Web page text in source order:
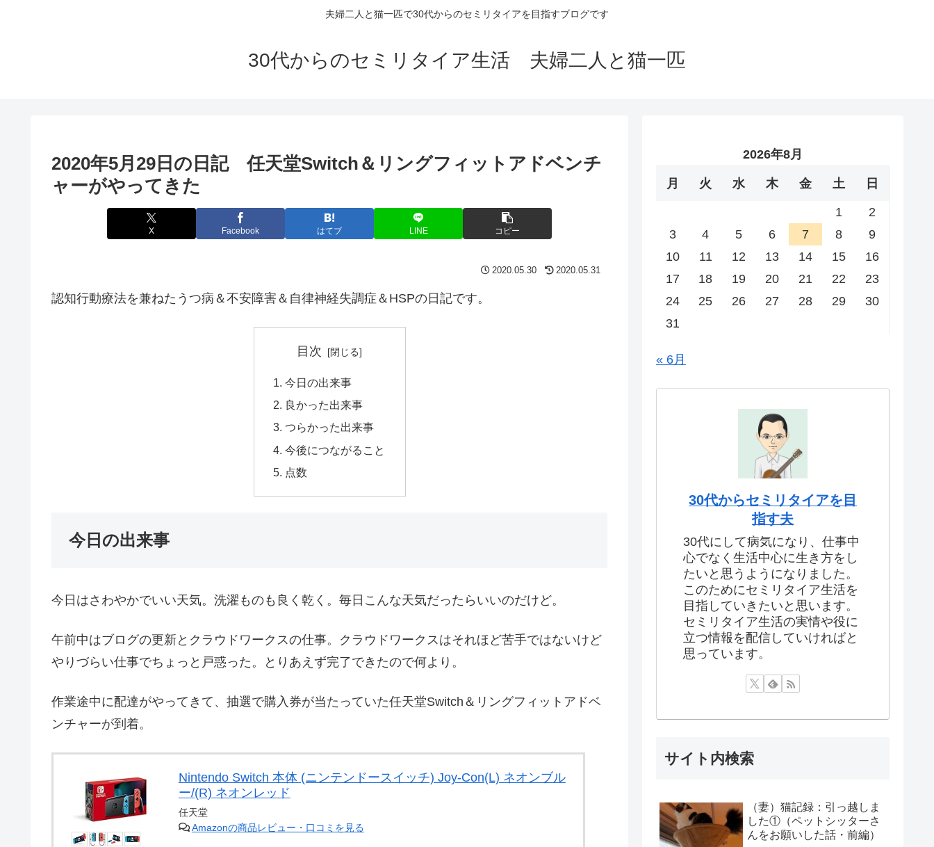
夫婦二人と猫一匹で30代からのセミリタイアを目指すブログです
30代からのセミリタイア生活 夫婦二人と猫一匹
2020年5月29日の日記 任天堂Switch＆リングフィットアドベンチ
ャーがやってきた
X Facebook はてブ LINE コピー
2020.05.30 2020.05.31
認知行動療法を兼ねたうつ病＆不安障害＆自律神経失調症＆HSPの日記です。
目次
今日の出来事
良かった出来事
つらかった出来事
今後につながること
点数
今日の出来事
今日はさわやかでいい天気。洗濯ものも良く乾く。毎日こんな天気だったらいいのだけど。
午前中はブログの更新とクラウドワークスの仕事。クラウドワークスはそれほど苦手ではないけど
やりづらい仕事でちょっと戸惑った。とりあえず完了できたので何より。
作業途中に配達がやってきて、抽選で購入券が当たっていた任天堂Switch＆リングフィットアドベ
ンチャーが到着。
Nintendo Switch 本体 (ニンテンドースイッチ) Joy-Con(L) ネオンブル
ー/(R) ネオンレッド
任天堂
Amazonの商品レビュー・口コミを見る
2026年8月
月 火 水 木 金 土 日
1
2
3
4 5 6 7 8
9
10
11 12 13 14 15
16
17
18 19 20 21 22
23
24
25 26 27 28 29
30
31
« 6月
30代からセミリタイアを目
指す夫
30代にして病気になり、仕事中
心でなく生活中心に生き方をし
たいと思うようになりました。
このためにセミリタイア生活を
目指していきたいと思います。
セミリタイア生活の実情や役に
立つ情報を配信していければと
思っています。
サイト内検索
（妻）猫記録：引っ越しま
した①（ペットシッターさ
んをお願いした話・前編）